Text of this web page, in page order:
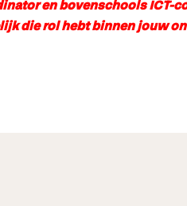
en bovenschools
die rol hebt binnen jouw